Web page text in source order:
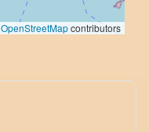
OpenStreetMapcontributors